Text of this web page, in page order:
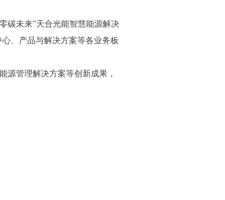
碳未来”天合光能智慧能源解决
、产品与解决方案等各业务板
源管理解决方案等创新成果，